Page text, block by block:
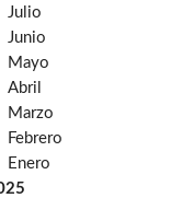
Julio
Junio
Mayo
Abril
Marzo
Febrero
Enero